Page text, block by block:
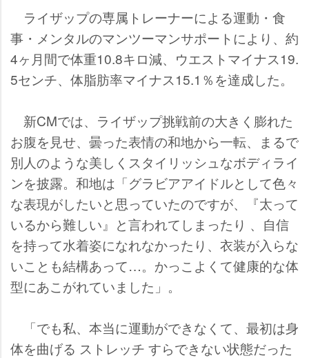
ライザップの専属トレーナーによる運動・食
事・メンタルのマンツーマンサポートにより、約
4ヶ月間で体重10.8キロ減、ウエストマイナス19.
5センチ、体脂肪率マイナス15.1％を達成した。
新CMでは、ライザップ挑戦前の大きく膨れた
お腹を見せ、曇った表情の和地から一転、まるで
別人のような美しくスタイリッシュなボディライ
ンを披露。和地は「グラビアアイドルとして色々
な表現がしたいと思っていたのですが、『太って
いるから難しい』と言われてしまったり 、自信
を持って水着姿になれなかったり、衣装が入らな
いことも結構あって…。かっこよくて健康的な体
型にあこがれていました」。
「でも私、本当に運動ができなくて、最初は身
体を曲げる ストレッチ すらできない状態だった